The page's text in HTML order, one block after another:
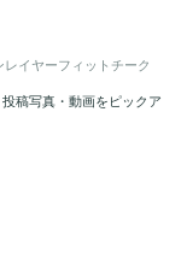
レイヤーフィットチーク
稿写真・動画をピックア